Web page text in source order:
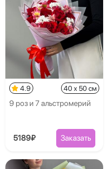
4.9 40 x 50 см
9 роз и 7 альстромерий
5189₽ Заказать